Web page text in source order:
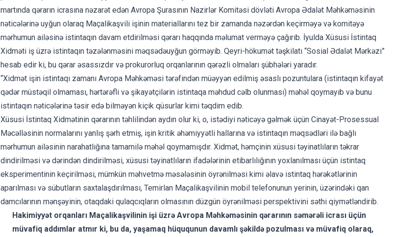
martında qərarın icrasına nəzarət edən Avropa Şurasının Nazirlər Komitəsi dövləti Avropa Ədalət Məhkəməsinin
nəticələrinə uyğun olaraq Maçalikaşvili işinin materiallarını tez bir zamanda nəzərdən keçirməyə və komitəyə
mərhumun ailəsinə istintaqın davam etdirilməsi qərarı haqqında məlumat verməyə çağırıb. İyulda Xüsusi İstintaq
Xidməti iş üzrə istintaqın təzələnməsini məqsədəuyğun görməyib. Qeyri-hökumət təşkilatı “Sosial Ədalət Mərkəzi”
hesab edir ki, bu qərar əsassızdır və prokurorluq orqanlarının qərəzli olmaları şübhələri yaradır.
“Xidmət işin istintaqı zamanı Avropa Məhkəməsi tərəfindən müəyyən edilmiş əsaslı pozuntulara (istintaqın kifayət
qədər müstəqil olmaması, hərtərəfli və şikayətçilərin istintaqa məhdud cəlb olunması) məhəl qoymayıb və bunu
istintaqın nəticələrinə təsir edə bilməyən kiçik qüsurlar kimi təqdim edib.
Xüsusi İstintaq Xidmətinin qərarının təhlilindən aydın olur ki, o, istədiyi nəticəyə gəlmək üçün Cinayət-Prosessual
Məcəlləsinin normalarını yanlış şərh etmiş, işin kritik əhəmiyyətli hallarına və istintaqın məqsədləri ilə bağlı
mərhumun ailəsinin narahatlığına tamamilə məhəl qoymamışdır. Xidmət, həmçinin xüsusi təyinatlıların təkrar
dindirilməsi və dərindən dindirilməsi, xüsusi təyinatlıların ifadələrinin etibarlılığının yoxlanılması üçün istintaq
eksperimentinin keçirilməsi, mümkün məhvetmə məsələsinin öyrənilməsi kimi əlavə istintaq hərəkətlərinin
aparılması və sübutların saxtalaşdırılması, Temirlan Maçalikaşvilinin mobil telefonunun yerinin, üzərindəki qan
damcılarının mənşəyinin, otaqdaki qulaqcıqların olmasının düzgün öyrənilməsi perspektivini səthi qiymətləndirib.
Hakimiyyət orqanları Maçalikaşvilinin işi üzrə Avropa Məhkəməsinin qərarının səmərəli icrası üçün
müvafiq addımlar atmır ki, bu da, yaşamaq hüququnun davamlı şəkildə pozulması və müvafiq olaraq,